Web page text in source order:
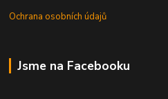
Ochrana osobních údajů
Jsme na Facebooku